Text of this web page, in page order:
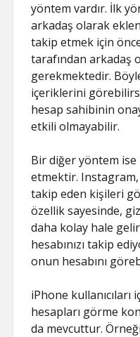
yöntem vardır. İlk
arkadaş olarak
takip etmek için
tarafından arkadaş
gerekmektedir.
içeriklerini
hesap sahibinin
etkili olmayabilir.
Bir diğer yöntem
etmektir. Instagram,
takip eden kişileri
özellik sayesinde,
daha kolay hale
hesabınızı takip
onun hesabını
iPhone kullanıcıları
hesapları görme
da mevcuttur.